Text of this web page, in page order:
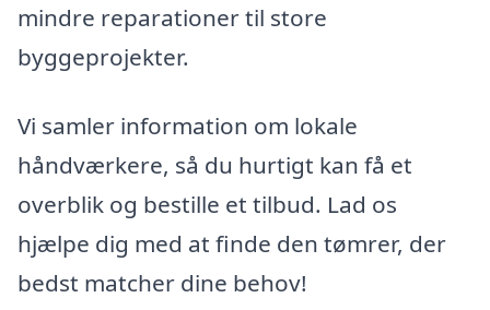
mindre reparationer til store
byggeprojekter.
Vi samler information om lokale
håndværkere, så du hurtigt kan få et
overblik og bestille et tilbud. Lad os
hjælpe dig med at finde den tømrer, der
bedst matcher dine behov!